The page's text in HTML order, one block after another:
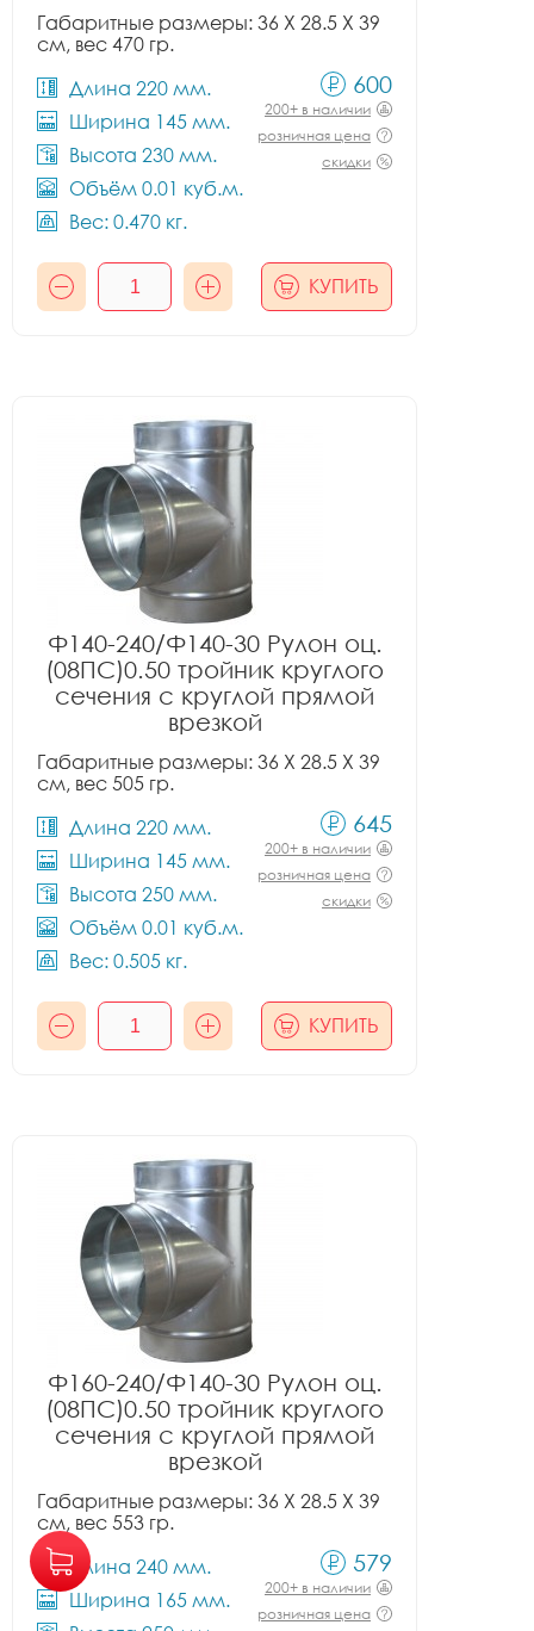
Габаритные размеры: 36 X 28.5 X 39
см, вес 470 гр.
Длина 220 мм.
Ширина 145 мм.
Высота 230 мм.
Объём 0.01 куб.м.
Вес: 0.470 кг.
600
200+ в наличии
розничная цена
скидки
КУПИТЬ
Ф140-240/Ф140-30 Рулон оц.
(08ПС)0.50 тройник круглого
сечения с круглой прямой
врезкой
Габаритные размеры: 36 X 28.5 X 39
см, вес 505 гр.
Длина 220 мм.
Ширина 145 мм.
Высота 250 мм.
Объём 0.01 куб.м.
Вес: 0.505 кг.
645
200+ в наличии
розничная цена
скидки
КУПИТЬ
Ф160-240/Ф140-30 Рулон оц.
(08ПС)0.50 тройник круглого
сечения с круглой прямой
врезкой
Габаритные размеры: 36 X 28.5 X 39
см, вес 553 гр.
Длина 240 мм.
Ширина 165 мм.
579
200+ в наличии
розничная цена